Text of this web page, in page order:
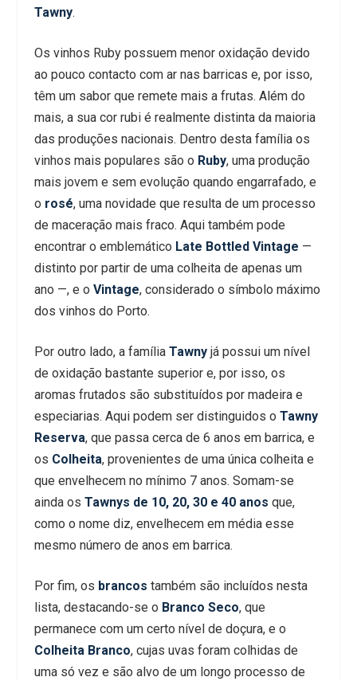
Tawny.
Os vinhos Ruby possuem menor oxidação devido
ao pouco contacto com ar nas barricas e, por isso,
têm um sabor que remete mais a frutas. Além do
mais, a sua cor rubi é realmente distinta da maioria
das produções nacionais. Dentro desta família os
vinhos mais populares são o Ruby, uma produção
mais jovem e sem evolução quando engarrafado, e
o rosé, uma novidade que resulta de um processo
de maceração mais fraco. Aqui também pode
encontrar o emblemático Late Bottled Vintage —
distinto por partir de uma colheita de apenas um
ano —, e o Vintage, considerado o símbolo máximo
dos vinhos do Porto.
Por outro lado, a família Tawnyjá possui um nível
de oxidação bastante superior e, por isso, os
aromas frutados são substituídos por madeira e
especiarias. Aqui podem ser distinguidos o Tawny
Reserva, que passa cerca de 6 anos em barrica, e
os Colheita, provenientes de uma única colheita e
que envelhecem no mínimo 7 anos. Somam-se
ainda os Tawnys de 10, 20, 30 e 40 anos que,
como o nome diz, envelhecem em média esse
mesmo número de anos em barrica.
Por fim, os brancos também são incluídos nesta
lista, destacando-se o Branco Seco, que
permanece com um certo nível de doçura, e o
Colheita Branco, cujas uvas foram colhidas de
uma só vez e são alvo de um longo processo de